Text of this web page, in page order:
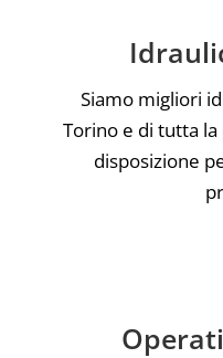
Siamo migliori
Torino e di tutta
disposizione